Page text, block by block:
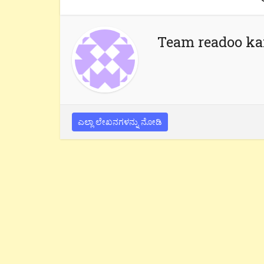
Team readoo
ಎಲ್ಲಾ ಲೇಖನಗಳನ್ನು ನೋಡಿ